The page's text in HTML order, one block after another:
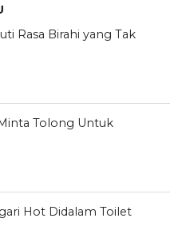
Rasa Birahi yang Tak
Tolong Untuk
Hot Didalam Toilet